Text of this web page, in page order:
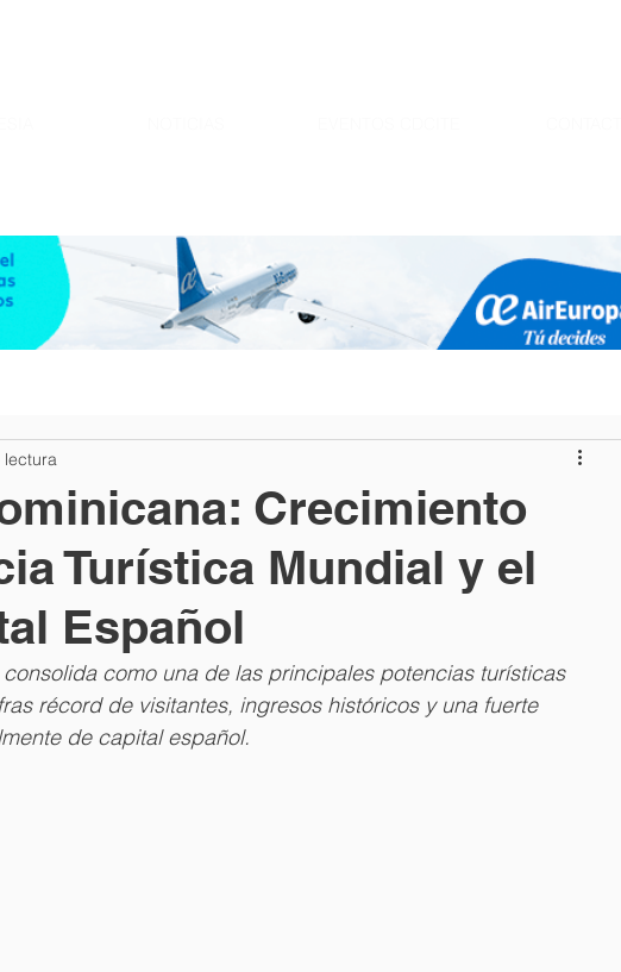
Crecimiento
Turística Mundial y el
Español
lectura
como una de las principales potencias turísticas
récord de visitantes, ingresos históricos y una fuerte
de capital español.